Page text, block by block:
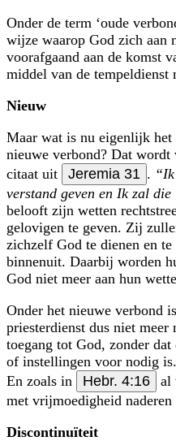
Onder de term ‘oude
wijze waarop God zich aan
voorafgaand aan de komst
middel van de tempeldienst
Nieuw
Maar wat is nu eigenlijk het
nieuwe verbond? Dat
citaat uit
Jeremia 31 .
verstand geven en Ik zal
belooft zijn wetten
gelovigen te geven. Zij
zichzelf God te dienen en
binnenuit. Daarbij worden
God niet meer aan hun
Onder het nieuwe verbond
priesterdienst dus niet
toegang tot God, zonder
of instellingen voor nodig
En zoals in
Hebr. 4:16
al
met vrijmoedigheid
Discontinuïteit